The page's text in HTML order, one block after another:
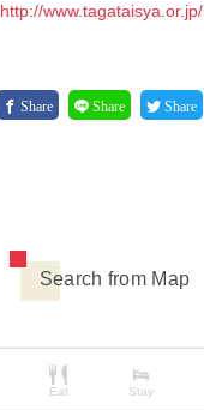
http://www.tagataisya.or.jp/
Share Share Share
Search from Map
Eat Stay